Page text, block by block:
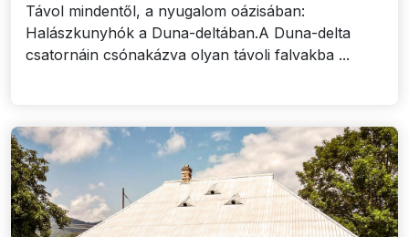
Távol mindentől, a nyugalom oázisában:
Halászkunyhók a Duna-deltában.A Duna-delta
csatornáin csónakázva olyan távoli falvakba ...